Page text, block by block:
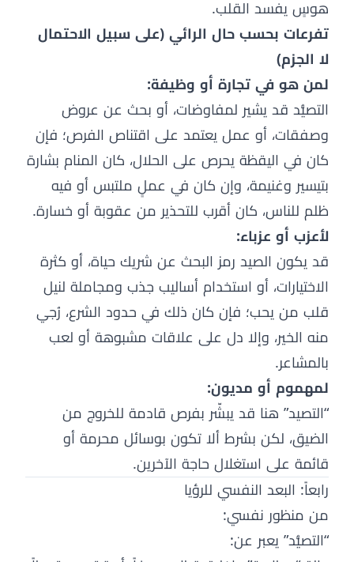
هوسٍ يفسد القلب.
تفرعات بحسب حال الرائي (على سبيل الاحتمال
لا الجزم)
لمن هو في تجارة أو وظيفة:
التصيُّد قد يشير لمفاوضات، أو بحث عن عروض
وصفقات، أو عمل يعتمد على اقتناص الفرص؛ فإن
كان في اليقظة يحرص على الحلال، كان المنام بشارة
بتيسير وغنيمة، وإن كان في عملٍ ملتبس أو فيه
ظلم للناس، كان أقرب للتحذير من عقوبة أو خسارة.
لأعزب أو عزباء:
قد يكون الصيد رمز البحث عن شريك حياة، أو كثرة
الاختيارات، أو استخدام أساليب جذب ومجاملة لنيل
قلب من يحب؛ فإن كان ذلك في حدود الشرع، رُجي
منه الخير، وإلا دل على علاقات مشبوهة أو لعب
بالمشاعر.
لمهموم أو مديون:
“التصيد” هنا قد يبشّر بفرص قادمة للخروج من
الضيق، لكن بشرط ألا تكون بوسائل محرمة أو
قائمة على استغلال حاجة الآخرين.
رابعاً: البعد النفسي للرؤيا
من منظور نفسي:
“التصيُّد” يعبر عن: